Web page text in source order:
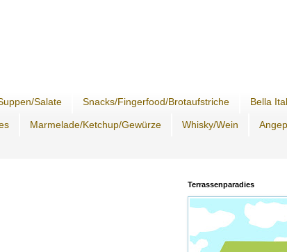
Salate Snacks/Fingerfood/Brotaufstriche Bella
Marmelade/Ketchup/Gewürze Whisky/Wein
Terrassenparadies